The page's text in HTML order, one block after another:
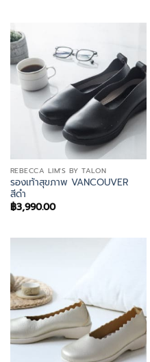
REBECCA LIM'S BY TALON
รองเท้าสุขภาพ VANCOUVER
สีดำ
฿3,990.00